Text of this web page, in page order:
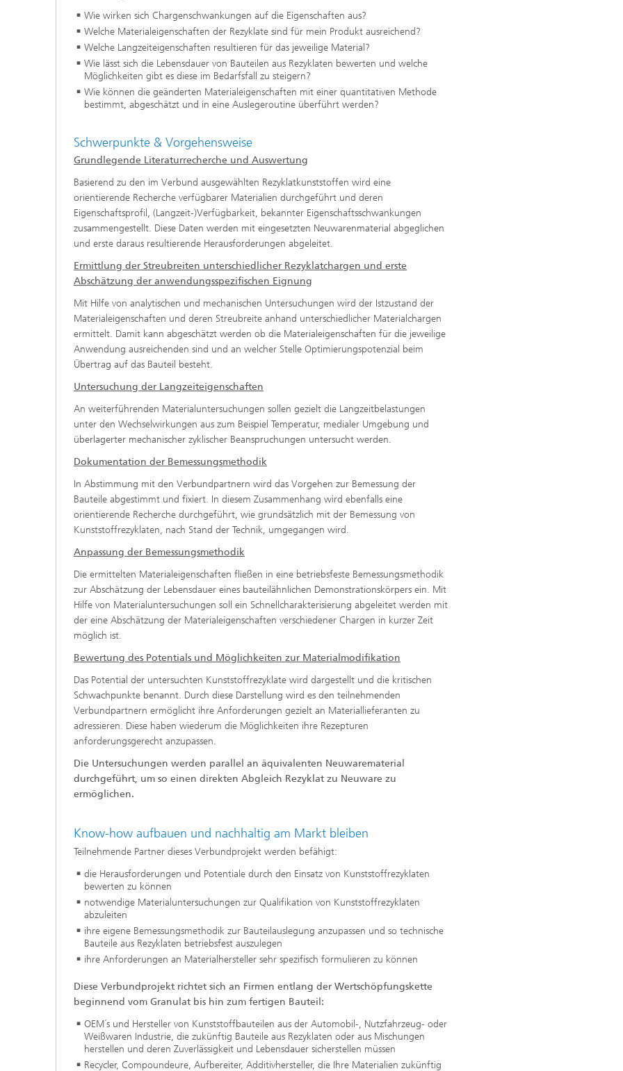
Wie wirken sich Chargenschwankungen auf die Eigenschaften aus?
Welche Materialeigenschaften der Rezyklate sind für mein Produkt ausreichend?
Welche Langzeiteigenschaften resultieren für das jeweilige Material?
Wie lässt sich die Lebensdauer von Bauteilen aus Rezyklaten bewerten und welche
Möglichkeiten gibt es diese im Bedarfsfall zu steigern?
Wie können die geänderten Materialeigenschaften mit einer quantitativen Methode
bestimmt, abgeschätzt und in eine Auslegeroutine überführt werden?
Schwerpunkte & Vorgehensweise
Grundlegende Literaturrecherche und Auswertung
Basierend zu den im Verbund ausgewählten Rezyklatkunststoffen wird eine
orientierende Recherche verfügbarer Materialien durchgeführt und deren
Eigenschaftsprofil, (Langzeit-)Verfügbarkeit, bekannter Eigenschaftsschwankungen
zusammengestellt. Diese Daten werden mit eingesetzten Neuwarenmaterial abgeglichen
und erste daraus resultierende Herausforderungen abgeleitet.
Ermittlung der Streubreiten unterschiedlicher Rezyklatchargen und erste
Abschätzung der anwendungsspezifischen Eignung
Mit Hilfe von analytischen und mechanischen Untersuchungen wird der Istzustand der
Materialeigenschaften und deren Streubreite anhand unterschiedlicher Materialchargen
ermittelt. Damit kann abgeschätzt werden ob die Materialeigenschaften für die jeweilige
Anwendung ausreichenden sind und an welcher Stelle Optimierungspotenzial beim
Übertrag auf das Bauteil besteht.
Untersuchung der Langzeiteigenschaften
An weiterführenden Materialuntersuchungen sollen gezielt die Langzeitbelastungen
unter den Wechselwirkungen aus zum Beispiel Temperatur, medialer Umgebung und
überlagerter mechanischer zyklischer Beanspruchungen untersucht werden.
Dokumentation der Bemessungsmethodik
In Abstimmung mit den Verbundpartnern wird das Vorgehen zur Bemessung der
Bauteile abgestimmt und fixiert. In diesem Zusammenhang wird ebenfalls eine
orientierende Recherche durchgeführt, wie grundsätzlich mit der Bemessung von
Kunststoffrezyklaten, nach Stand der Technik, umgegangen wird.
Anpassung der Bemessungsmethodik
Die ermittelten Materialeigenschaften fließen in eine betriebsfeste Bemessungsmethodik
zur Abschätzung der Lebensdauer eines bauteilähnlichen Demonstrationskörpers ein. Mit
Hilfe von Materialuntersuchungen soll ein Schnellcharakterisierung abgeleitet werden mit
der eine Abschätzung der Materialeigenschaften verschiedener Chargen in kurzer Zeit
möglich ist.
Bewertung des Potentials und Möglichkeiten zur Materialmodifikation
Das Potential der untersuchten Kunststoffrezyklate wird dargestellt und die kritischen
Schwachpunkte benannt. Durch diese Darstellung wird es den teilnehmenden
Verbundpartnern ermöglicht ihre Anforderungen gezielt an Materiallieferanten zu
adressieren. Diese haben wiederum die Möglichkeiten ihre Rezepturen
anforderungsgerecht anzupassen.
Die Untersuchungen werden parallel an äquivalenten Neuwarematerial
durchgeführt, um so einen direkten Abgleich Rezyklat zu Neuware zu
ermöglichen.
Know-how aufbauen und nachhaltig am Markt bleiben
Teilnehmende Partner dieses Verbundprojekt werden befähigt:
die Herausforderungen und Potentiale durch den Einsatz von Kunststoffrezyklaten
bewerten zu können
notwendige Materialuntersuchungen zur Qualifikation von Kunststoffrezyklaten
abzuleiten
ihre eigene Bemessungsmethodik zur Bauteilauslegung anzupassen und so technische
Bauteile aus Rezyklaten betriebsfest auszulegen
ihre Anforderungen an Materialhersteller sehr spezifisch formulieren zu können
Diese Verbundprojekt richtet sich an Firmen entlang der Wertschöpfungskette
beginnend vom Granulat bis hin zum fertigen Bauteil:
OEM´s und Hersteller von Kunststoffbauteilen aus der Automobil-, Nutzfahrzeug- oder
Weißwaren Industrie, die zukünftig Bauteile aus Rezyklaten oder aus Mischungen
herstellen und deren Zuverlässigkeit und Lebensdauer sicherstellen müssen
Recycler, Compoundeure, Aufbereiter, Additivhersteller, die Ihre Materialien zukünftig